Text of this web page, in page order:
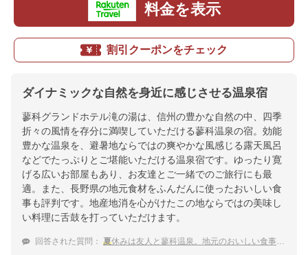
料金を表示
割引クーポンをチェック
ダイナミックな自然を身近に感じさせる温泉宿
蓼科グランドホテル滝の湯は、信州の豊かな自然の中、四季
折々の風情を存分に満喫していただける蓼科温泉の宿。効能
豊かな温泉を、避暑地ならではの爽やかな風感じる露天風呂
などでたっぷりとご堪能いただける温泉宿です。ゆったり寛
げる広いお部屋もあり、お友達とご一緒でのご旅行にも最
適。また、長野県の地元食材をふんだんに使ったおいしい食
事も評判です。地産地消を心がけたこの地ならではの美味し
い料理に舌鼓を打っていただけます。
回答された質問： 夏休みは友人と蓼科温泉。地元のおいしい食事を食べられる宿を教えて！